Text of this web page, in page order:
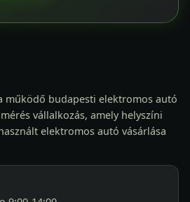
működő budapesti elektromos autó
vállalkozás, amely helyszíni
elektromos autó vásárlása